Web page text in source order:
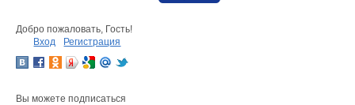
Добро пожаловать, Гость!
Вход
Регистрация
Вы можете подписаться